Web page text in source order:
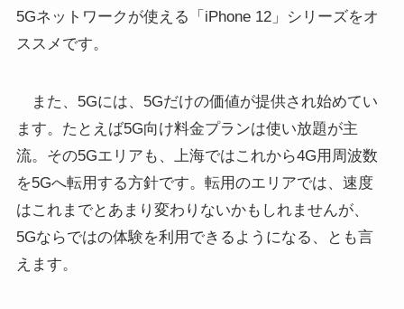
5Gネットワークが使える「iPhone 12」シリーズをオ
ススメです。
また、5Gには、5Gだけの価値が提供され始めてい
ます。たとえば5G向け料金プランは使い放題が主
流。その5Gエリアも、上海ではこれから4G用周波数
を5Gへ転用する方針です。転用のエリアでは、速度
はこれまでとあまり変わりないかもしれませんが、
5Gならではの体験を利用できるようになる、とも言
えます。